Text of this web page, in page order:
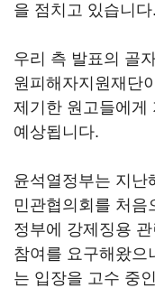
을 점치고 있습니다.
우리 측 발표의 골
원피해자지원재단
제기한 원고들에게
예상됩니다.
윤석열정부는 지난
민관협의회를 처음
정부에 강제징용
참여를 요구해왔으
는 입장을 고수 중